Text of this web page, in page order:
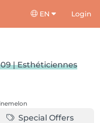
EN Login
| Esthéticiennes
Special Offers